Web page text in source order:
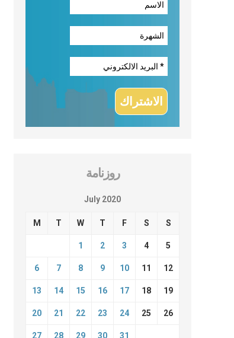
روزنامة
July 2020
M T W T F S S
1 2 3 4 5
6 7 8 9 10 11 12
13 14 15 16 17 18 19
20 21 22 23 24 25 26
27 28 29 30 31